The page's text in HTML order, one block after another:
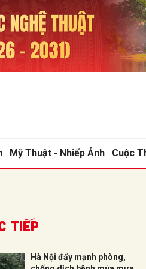
Mỹ Thuật - Nhiếp Ảnh Cuộc
tiếp
Hà Nội đẩy mạnh phòng,